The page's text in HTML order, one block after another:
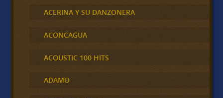
ACERINA Y SU DANZONERA
ACONCAGUA
ACOUSTIC 100 HITS
ADAMO